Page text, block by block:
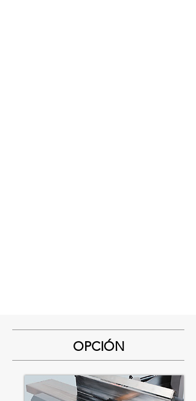
OPCIÓN